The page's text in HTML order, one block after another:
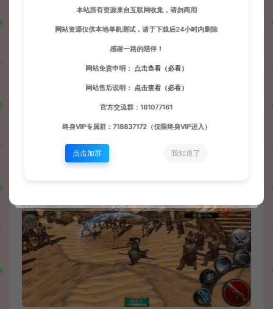
本站所有资源来自互联网收集，请勿商用
网站资源仅供本地单机测试，请于下载后24小时内删除
感谢一路的陪伴！
网站免责申明： 点击查看（必看）
网站售后说明： 点击查看（必看）
官方交流群：161077161
终身VIP专属群：718837172（仅限终身VIP进入）
点击加群 我知道了